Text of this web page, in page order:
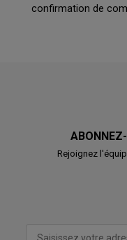
confirmation de
Rejoignez